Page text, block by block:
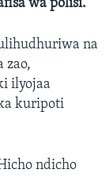
wa polisi.
na
zao,
ilyojaa
kuripoti
ndicho